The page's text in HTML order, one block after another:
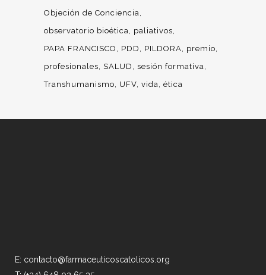
Objeción de Conciencia
observatorio bioética
paliativos
PAPA FRANCISCO
PDD PILDORA
premio
profesionales
SALUD
sesión formativa
Transhumanismo
UFV vida ética
E: contacto@farmaceuticoscatolicos.org